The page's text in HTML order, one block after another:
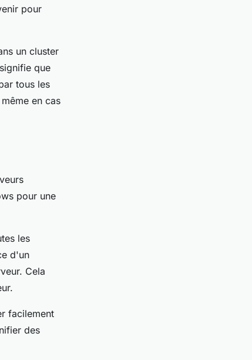
pour
un cluster
que
tous les
en cas
pour une
les
d'un
Cela
facilement
des